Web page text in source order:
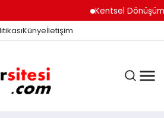
Kentsel Dönüşüm Ofisi
Künyeİletişim